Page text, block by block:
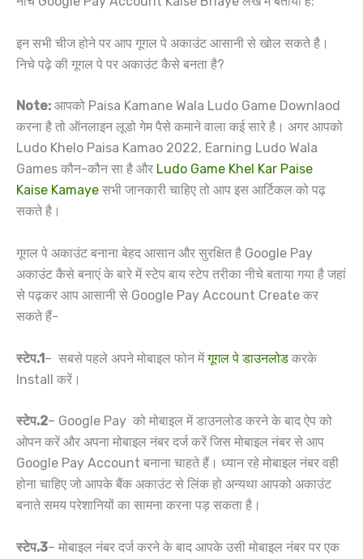
इन सभी चीज होने पर आप गूगल पे अकाउंट आसानी से खोल सकते है।
निचे पढ़े की गूगल पे पर अकाउंट कैसे बनता है?
Note: आपको Paisa Kamane Wala Ludo Game Downlaod
करना है तो ऑनलाइन लूडो गेम पैसे कमाने वाला कई सारे है। अगर आपको
Ludo Khelo Paisa Kamao 2022, Earning Ludo Wala
Games कौन-कौन सा है और Ludo Game Khel Kar Paise
Kaise Kamaye सभी जानकारी चाहिए तो आप इस आर्टिकल को पढ़
सकते है।
गूगल पे अकाउंट बनाना बेहद आसान और सुरक्षित है Google Pay
अकाउंट कैसे बनाएं के बारे में स्टेप बाय स्टेप तरीका नीचे बताया गया है जहां
से पढ़कर आप आसानी से Google Pay Account Create कर
सकते हैं-
स्टेप.1– सबसे पहले अपने मोबाइल फोन मेंगूगल पे डाउनलोड करके
Install करें।
स्टेप.2– Google Pay को मोबाइल में डाउनलोड करने के बाद ऐप को
ओपन करें और अपना मोबाइल नंबर दर्ज करें जिस मोबाइल नंबर से आप
Google Pay Account बनाना चाहते हैं। ध्यान रहे मोबाइल नंबर वही
होना चाहिए जो आपके बैंक अकाउंट से लिंक हो अन्यथा आपको अकाउंट
बनाते समय परेशानियों का सामना करना पड़ सकता है।
स्टेप.3– मोबाइल नंबर दर्ज करने के बाद आपके उसी मोबाइल नंबर पर एक